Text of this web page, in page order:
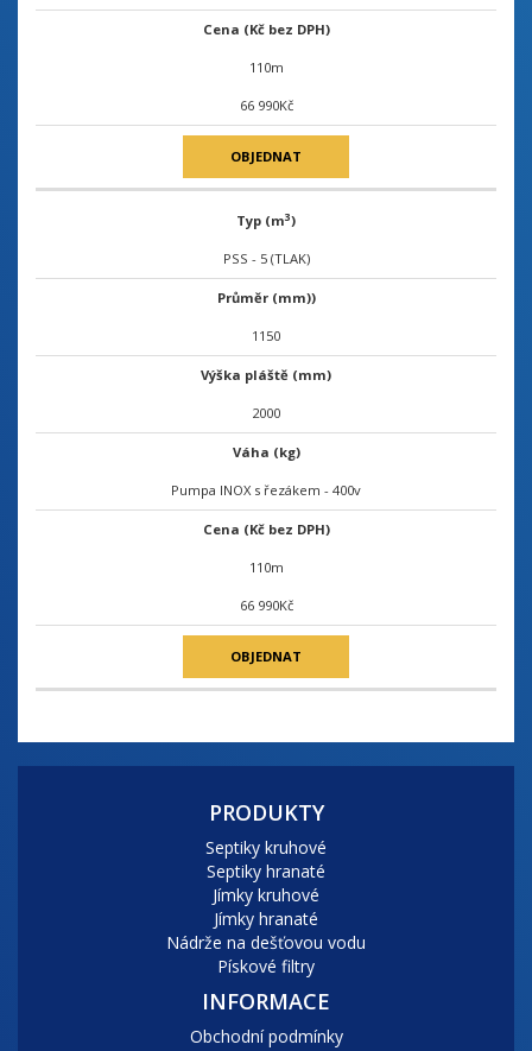
Cena (Kč bez DPH)
110m
66 990Kč
OBJEDNAT
Typ (m3)
PSS - 5 (TLAK)
Průměr (mm))
1150
Výška pláště (mm)
2000
Váha (kg)
Pumpa INOX s řezákem - 400v
Cena (Kč bez DPH)
110m
66 990Kč
OBJEDNAT
PRODUKTY
Septiky kruhové
Septiky hranaté
Jímky kruhové
Jímky hranaté
Nádrže na dešťovou vodu
Pískové filtry
INFORMACE
Obchodní podmínky